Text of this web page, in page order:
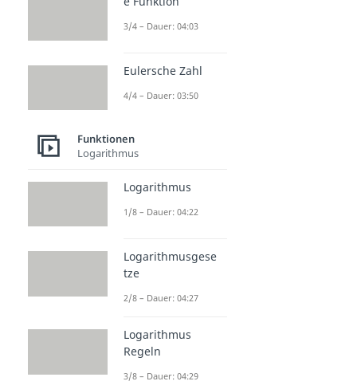
3/4 – Dauer: 04:03
Eulersche Zahl
4/4 – Dauer: 03:50
Funktionen
Logarithmus
Logarithmus
1/8 – Dauer: 04:22
Logarithmusgese
tze
2/8 – Dauer: 04:27
Logarithmus
Regeln
3/8 – Dauer: 04:29